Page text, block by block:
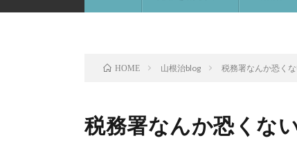
HOME 山根治blog 税務署なんか恐く
税務署なんか恐くな